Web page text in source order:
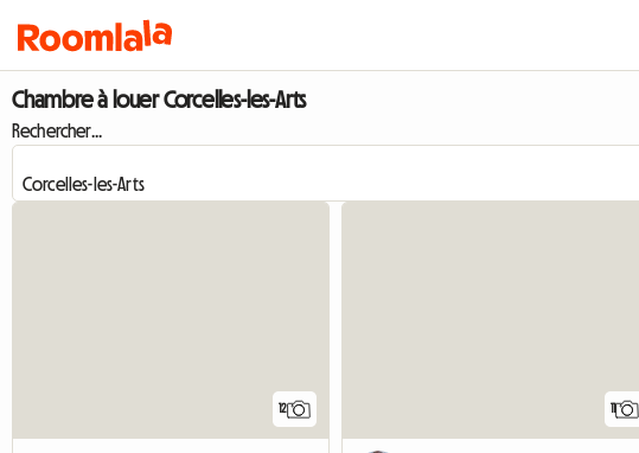
Chambre à louer Corcelles-les-Arts
Rechercher...
12 11